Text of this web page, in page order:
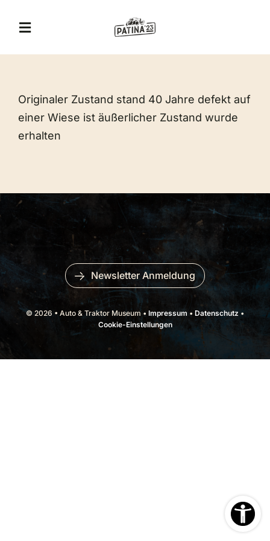
Inhalt
Toggle
Jägerhof Restaurant
Veranstaltungen
Erlebnis-Gutschein
Originaler Zustand stand 40 Jahre defekt auf
einer Wiese ist äußerlicher Zustand wurde
erhalten
Newsletter Anmeldung
© 2026 • Auto & Traktor Museum • Impressum • Datenschutz •
Cookie-Einstellungen